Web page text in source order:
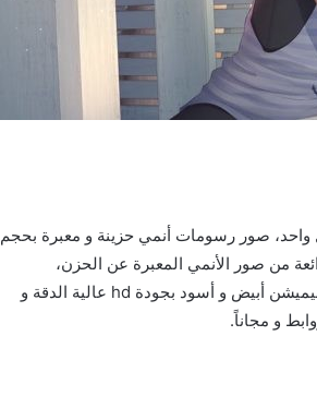
واحد، صور رسومات أنمي حزينة و معبرة بحجم
من صور الأنمي المعبرة عن الحزن،
مجموعة من تلك الصور لرسومات ملونة إحترافية، و أخرى لرسومات أنيميشن أبيض و أسود بجودة hd عالية الدقة و
و مجاناً.